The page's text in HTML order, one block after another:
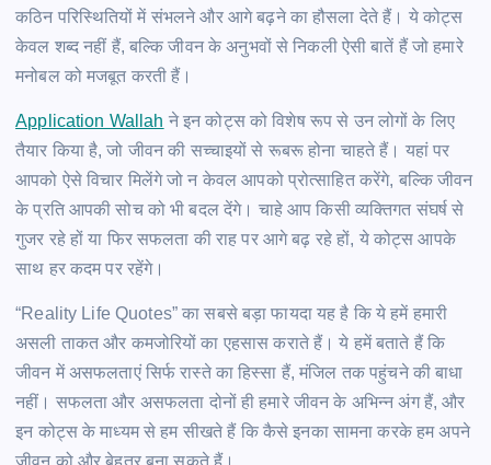
कठिन परिस्थितियों में संभलने और आगे बढ़ने का हौसला देते हैं। ये कोट्स
केवल शब्द नहीं हैं, बल्कि जीवन के अनुभवों से निकली ऐसी बातें हैं जो हमारे
मनोबल को मजबूत करती हैं।
Application Wallah ने इन कोट्स को विशेष रूप से उन लोगों के लिए
तैयार किया है, जो जीवन की सच्चाइयों से रूबरू होना चाहते हैं। यहां पर
आपको ऐसे विचार मिलेंगे जो न केवल आपको प्रोत्साहित करेंगे, बल्कि जीवन
के प्रति आपकी सोच को भी बदल देंगे। चाहे आप किसी व्यक्तिगत संघर्ष से
गुजर रहे हों या फिर सफलता की राह पर आगे बढ़ रहे हों, ये कोट्स आपके
साथ हर कदम पर रहेंगे।
“Reality Life Quotes” का सबसे बड़ा फायदा यह है कि ये हमें हमारी
असली ताकत और कमजोरियों का एहसास कराते हैं। ये हमें बताते हैं कि
जीवन में असफलताएं सिर्फ रास्ते का हिस्सा हैं, मंजिल तक पहुंचने की बाधा
नहीं। सफलता और असफलता दोनों ही हमारे जीवन के अभिन्न अंग हैं, और
इन कोट्स के माध्यम से हम सीखते हैं कि कैसे इनका सामना करके हम अपने